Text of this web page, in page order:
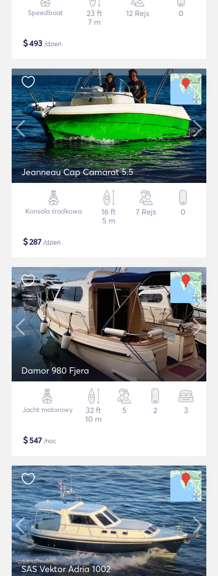
Speedboat
23 ft
7 m
12 Rejs 0
$493 /dzień
Jeanneau Cap Camarat 5.5
Konsola środkowa
16 ft
5 m
7 Rejs 0
$287 /dzień
Damor 980 Fjera
Jacht motorowy
32 ft
10 m
5 2 3
$547 /noc
SAS Vektor Adria 1002